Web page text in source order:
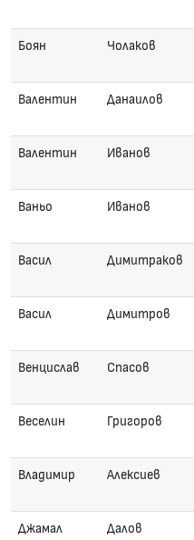
Боян Чолаков
Валентин Данаилов
Валентин Иванов
Ваньо Иванов
Васил Димитраков
Васил Димитров
Венцислав Спасов
Веселин Григоров
Владимир Алексиев
Джамал Далов